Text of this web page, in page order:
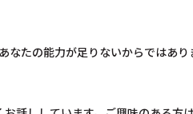
たの能力が足りないからではあ